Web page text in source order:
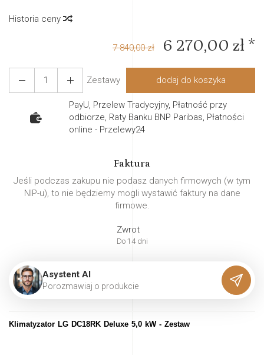
Historia ceny
7 840,00 zł 6 270,00 zł *
Zestawy dodaj do koszyka
PayU, Przelew Tradycyjny, Płatność przy
odbiorze, Raty Banku BNP Paribas, Płatności
online - Przelewy24
Faktura
Jeśli podczas zakupu nie podasz danych firmowych (w tym
NIP-u), to nie będziemy mogli wystawić faktury na dane
firmowe.
Zwrot
Do 14 dni
Asystent AI
Porozmawiaj o produkcie
Klimatyzator LG DC18RK Deluxe 5,0 kW - Zestaw